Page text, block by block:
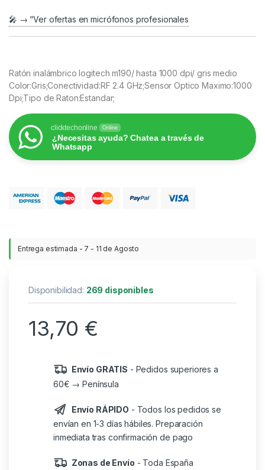
🎤 → “Ver ofertas en micrófonos profesionales
Ratón inalámbrico logitech m190/ hasta 1000 dpi/ gris medio
Color:Gris;Conectividad:RF 2.4 GHz;Sensor Optico Maximo:1000
Dpi;Tipo de Raton:Estandar;
clicktechonline Online
¿Necesitas ayuda? Chatea a través de
Whatsapp
Entrega estimada - 7 - 11 de Agosto
Disponibilidad: 269 disponibles
13,70 €
Envío GRATIS - Pedidos superiores a
60€ → Península
Envío RÁPIDO - Todos los pedidos se
envían en 1-3 días hábiles. Preparación
inmediata tras confirmación de pago
Zonas de Envío - Toda España